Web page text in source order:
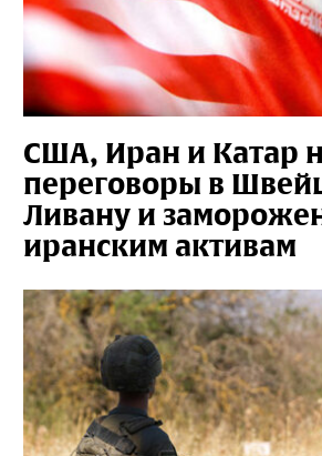
США, Иран и Катар
переговоры в
Ливану и
иранским активам